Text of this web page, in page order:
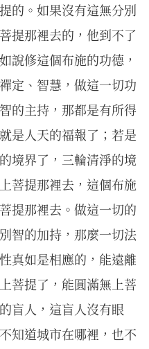
的。如果沒有這無分別
提那裡去的，他到不了
說修這個布施的功德，
定、智慧，做這一切功
的主持，那都是有所得
是人天的福報了；若是
境界了，三輪清淨的境
菩提那裡去，這個布施
提那裡去。做這一切的
智的加持，那麼一切法
真如是相應的，能遠離
菩提了，能圓滿無上菩
盲人，這盲人沒有眼
知道城市在哪裡，也不